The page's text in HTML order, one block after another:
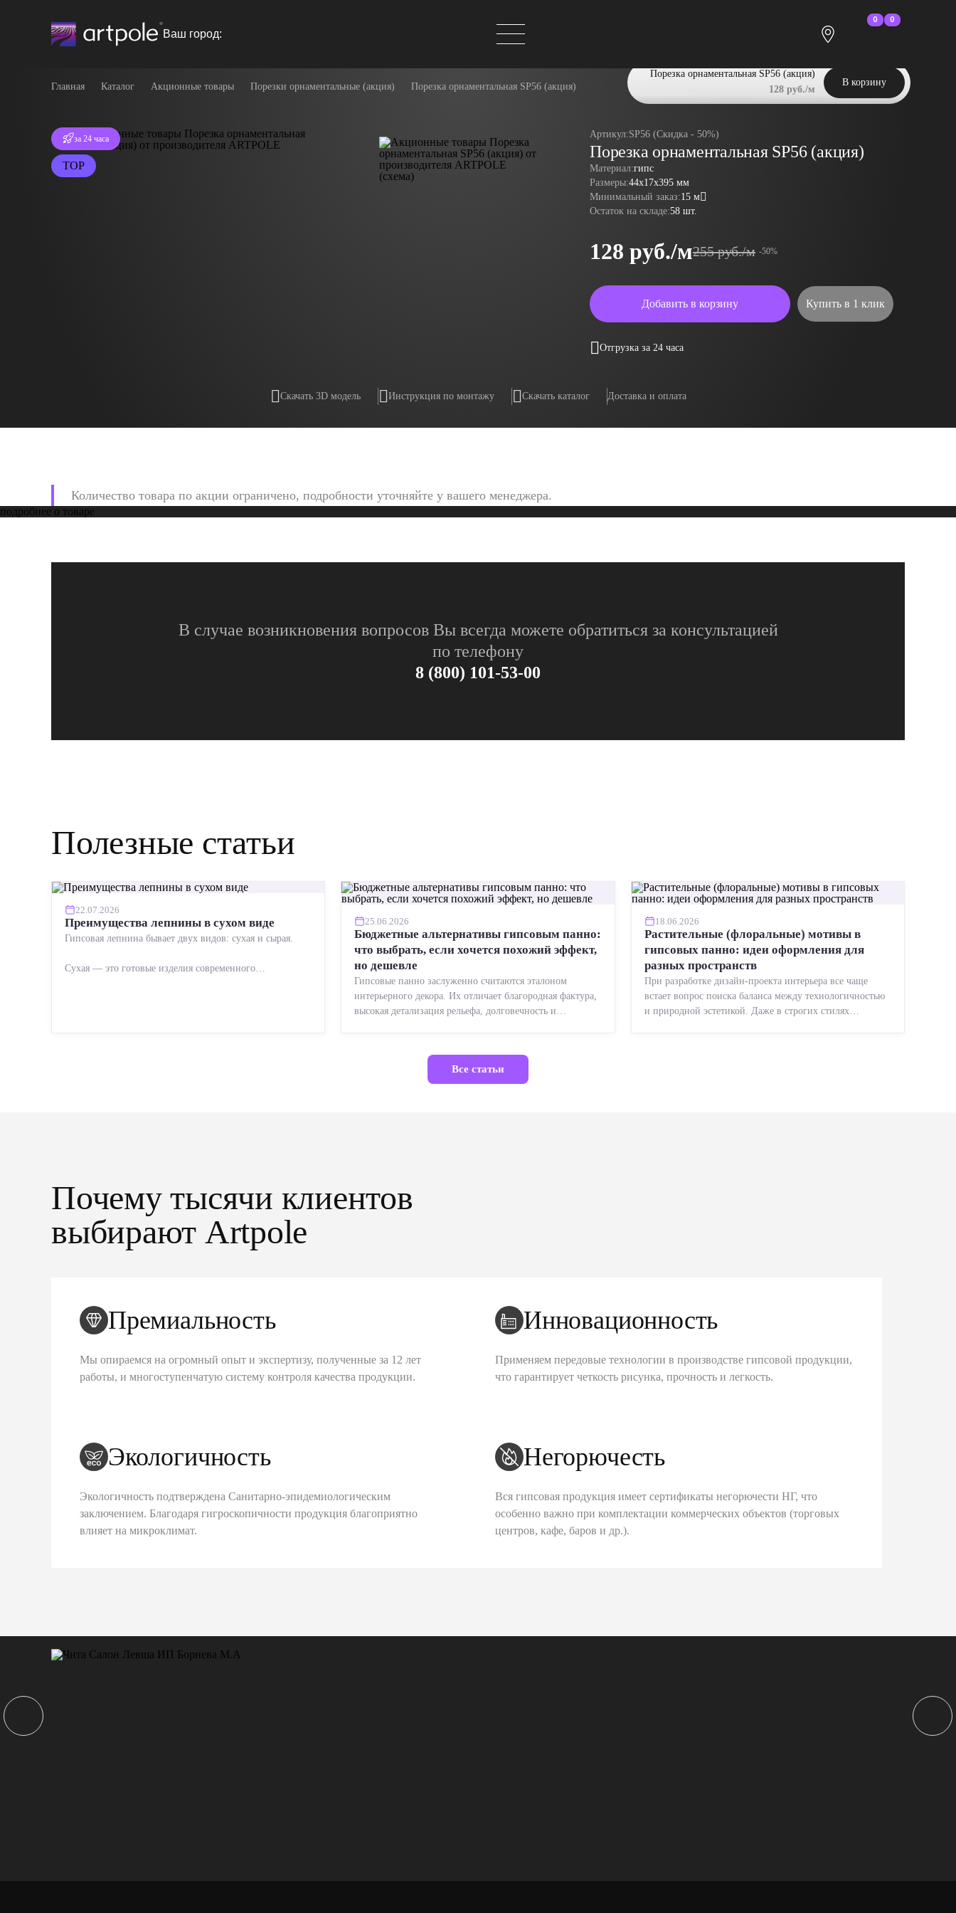
Ваш город:
0 0
Главная Каталог Акционные товары Порезки орнаментальные (акция) Порезка орнаментальная SP56 (акция)
за 24 часа
TOP
Артикул:SP56 (Скидка - 50%)
Порезка орнаментальная SP56 (акция)
Материал:гипс
Размеры:44x17x395 мм
Минимальный заказ:15 м
Остаток на складе:58 шт.
128 руб./м255 руб./м -50%
Добавить в корзину Купить в 1 клик
Отгрузка за 24 часа
Порезка орнаментальная SP56 (акция)
128 руб./м
В корзину
Скачать 3D модель Инструкция по монтажу Скачать каталог Доставка и оплата
Количество товара по акции ограничено, подробности уточняйте у вашего менеджера.
подробнее о товаре
В случае возникновения вопросов Вы всегда можете обратиться за консультацией
по телефону
8 (800) 101-53-00
Полезные статьи
22.07.2026
Преимущества лепнины в сухом виде
Гипсовая лепнина бывает двух видов: сухая и сырая.
Сухая — это готовые изделия современного
25.06.2026
Бюджетные альтернативы гипсовым панно:
что выбрать, если хочется похожий эффект,
но дешевле
Гипсовые панно заслуженно считаются эталоном
интерьерного декора. Их отличает благородная фактура,
высокая детализация рельефа, долговечность и
18.06.2026
Растительные (флоральные) мотивы в
гипсовых панно: идеи оформления для
разных пространств
При разработке дизайн-проекта интерьера все чаще
встает вопрос поиска баланса между технологичностью
и природной эстетикой. Даже в строгих стилях
Все статьи
Почему тысячи клиентов
выбирают Artpole
Премиальность
Мы опираемся на огромный опыт и экспертизу, полученные за 12 лет
работы, и многоступенчатую систему контроля качества продукции.
Инновационность
Применяем передовые технологии в производстве гипсовой продукции,
что гарантирует четкость рисунка, прочность и легкость.
Экологичность
Экологичность подтверждена Санитарно-эпидемиологическим
заключением. Благодаря гигроскопичности продукция благоприятно
влияет на микроклимат.
Негорючесть
Вся гипсовая продукция имеет сертификаты негорючести НГ, что
особенно важно при комплектации коммерческих объектов (торговых
центров, кафе, баров и др.).